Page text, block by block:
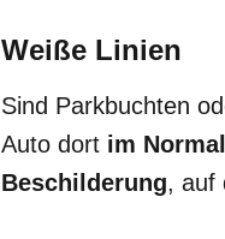
Weiße Linien
Sind Parkbuchten
Auto dort im
Beschilderung, auf